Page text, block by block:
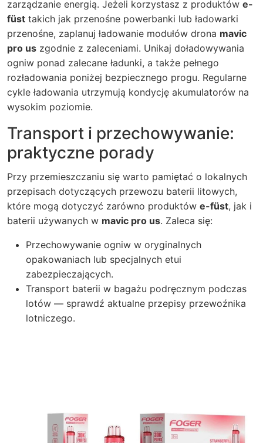
zarządzanie energią. Jeżeli korzystasz z produktów e-
füst takich jak przenośne powerbanki lub ładowarki
przenośne, zaplanuj ładowanie modułów drona mavic
pro us zgodnie z zaleceniami. Unikaj doładowywania
ogniw ponad zalecane ładunki, a także pełnego
rozładowania poniżej bezpiecznego progu. Regularne
cykle ładowania utrzymują kondycję akumulatorów na
wysokim poziomie.
Transport i przechowywanie:
praktyczne porady
Przy przemieszczaniu się warto pamiętać o lokalnych
przepisach dotyczących przewozu baterii litowych,
które mogą dotyczyć zarówno produktów e-füst, jak i
baterii używanych w mavic pro us. Zaleca się:
Przechowywanie ogniw w oryginalnych
opakowaniach lub specjalnych etui
zabezpieczających.
Transport baterii w bagażu podręcznym podczas
lotów — sprawdź aktualne przepisy przewoźnika
lotniczego.